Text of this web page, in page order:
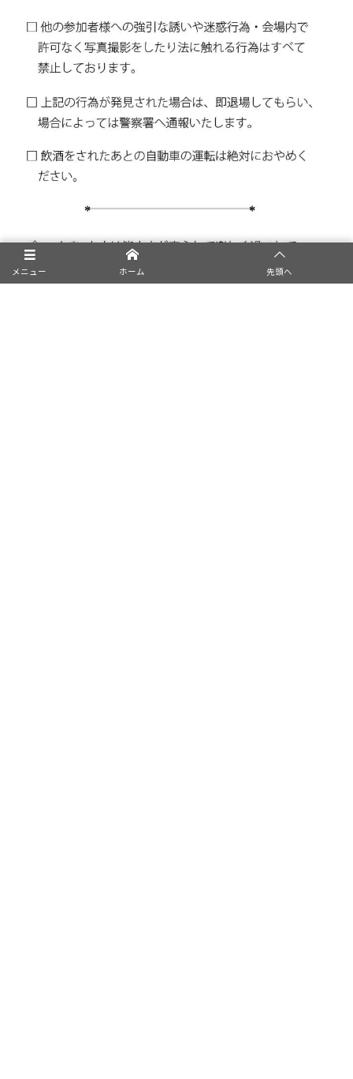
メニュー ホーム 先頭へ